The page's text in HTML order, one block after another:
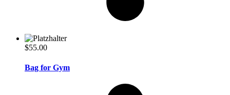
$55.00
Bag for Gym